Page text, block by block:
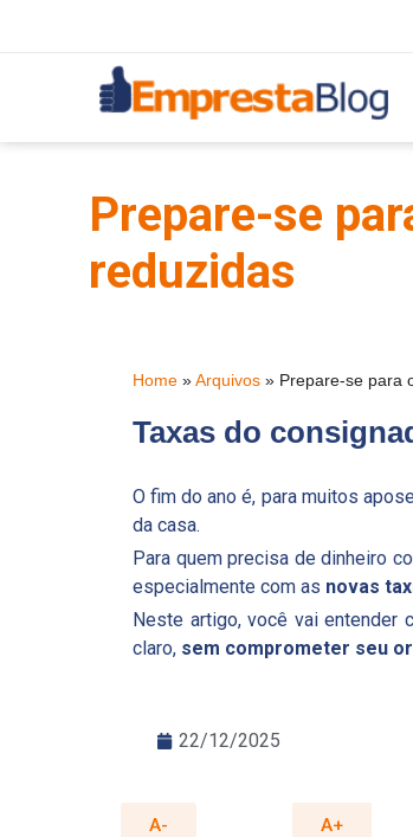
Prepare-se
reduzidas
Home » Arquivos » Prepare-se para
Taxas do
O fim do ano é, para muitos
da casa.
Para quem precisa de dinheiro
especialmente com as novas
Neste artigo, você vai entender
claro, sem comprometer seu
22/12/2025
A- A+